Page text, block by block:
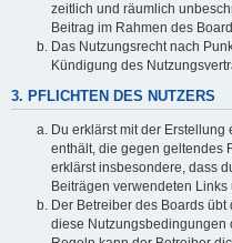
zeitlich und räumlich
Beitrag im Rahmen des
Das Nutzungsrecht nach
Kündigung des
3. PFLICHTEN DES NUTZERS
Du erklärst mit der Erstellung
enthält, die gegen geltendes
erklärst insbesondere, dass
Beiträgen verwendeten Links
Der Betreiber des Boards
diese Nutzungsbedingungen